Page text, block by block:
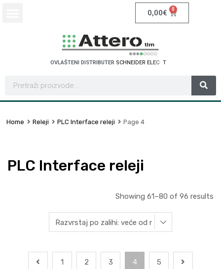
0,00€ 0
OVLAŠTENI DISTRIBUTER SCHNEIDER ELECT RI
Home Releji PLC Interface releji Page 4
PLC Interface releji
Showing 61–80 of 96 results
1 2 3 4 5